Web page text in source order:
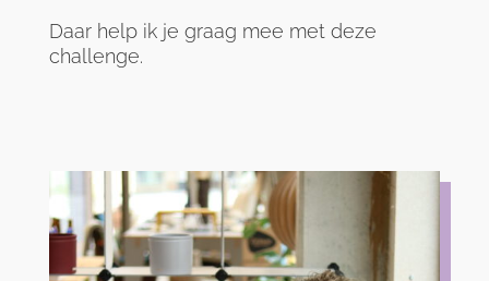
Daar help ik je graag mee met deze
challenge.